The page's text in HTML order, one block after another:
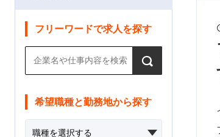
フリーワードで求人を探す
希望職種と勤務地から探す